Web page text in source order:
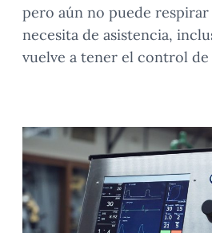
pero aún no puede
necesita de asistencia,
vuelve a tener el control